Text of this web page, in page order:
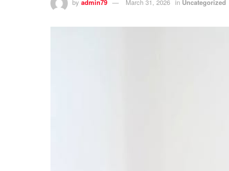
by admin79 March 31, 2026 in Uncategorized